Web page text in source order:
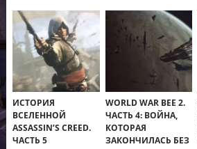
ИСТОРИЯ
ВСЕЛЕННОЙ
ASSASSIN’S CREED.
ЧАСТЬ 5
WORLD WAR BEE 2.
ЧАСТЬ 4: ВОЙНА,
КОТОРАЯ
ЗАКОНЧИЛАСЬ БЕЗ